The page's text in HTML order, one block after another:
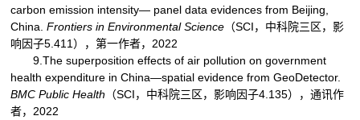
carbon emission intensity— panel data evidences from Beijing,
China.Frontiers in Environmental Science （SCI，中科院三区，影
响因子5.411），第一作者，2022
9.The superposition effects of air pollution on government
health expenditure in China—spatial evidence from GeoDetector.
BMC Public Health （SCI，中科院三区，影响因子4.135），通讯作
者，2022